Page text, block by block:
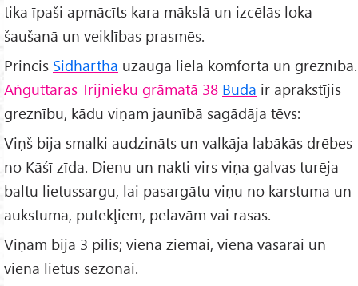
tika īpaši apmācīts kara mākslā un izcēlās loka
šaušanā un veiklības prasmēs.
Princis Sidhārtha uzauga lielā komfortā un greznībā.
Aṅguttaras Trijnieku grāmatā 38 Buda ir aprakstījis
greznību, kādu viņam jaunībā sagādāja tēvs:
Viņš bija smalki audzināts un valkāja labākās drēbes
no Kāśī zīda. Dienu un nakti virs viņa galvas turēja
baltu lietussargu, lai pasargātu viņu no karstuma un
aukstuma, putekļiem, pelavām vai rasas.
Viņam bija 3 pilis; viena ziemai, viena vasarai un
viena lietus sezonai.